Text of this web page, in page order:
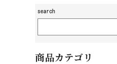
商品カテゴリ